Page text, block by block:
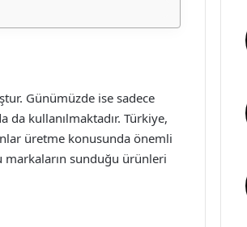
Günümüzde ise sadece
da kullanılmaktadır. Türkiye,
üretme konusunda önemli
markaların sunduğu ürünleri